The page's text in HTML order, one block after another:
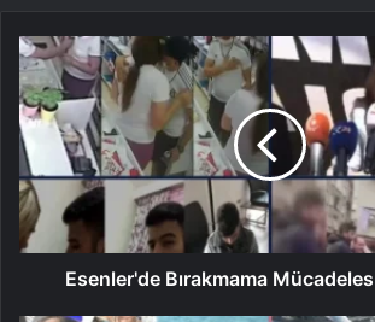
Esenler'de Bırakmama